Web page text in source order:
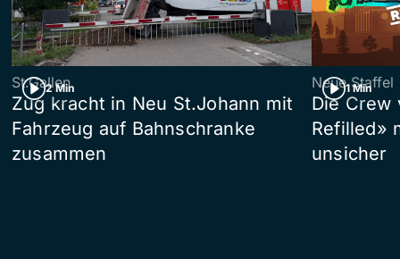
2 Min
St.Gallen
Zug kracht in Neu St.Johann mit
Fahrzeug auf Bahnschranke
zusammen
1 Min
Neue Staffel
Die Crew
Refilled»
unsicher